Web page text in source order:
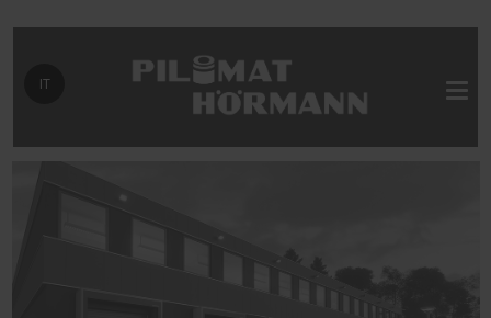
Seleziona la tua lingua
IT